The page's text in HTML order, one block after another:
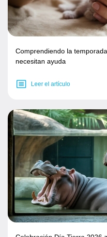
Comprendiendo la
necesitan ayuda
Leer el artículo